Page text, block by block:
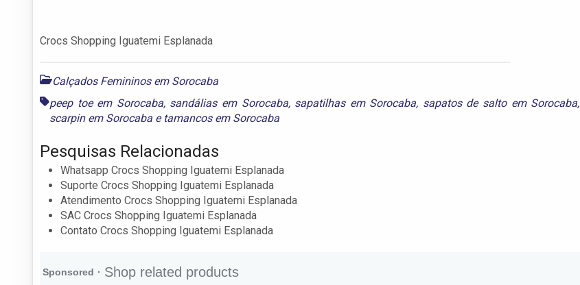
Crocs Shopping Iguatemi Esplanada
Calçados Femininos em Sorocaba
peep toe em Sorocaba, sandálias em Sorocaba, sapatilhas em Sorocaba, sapatos de salto em Sorocaba,
scarpin em Sorocaba e tamancos em Sorocaba
Pesquisas Relacionadas
Whatsapp Crocs Shopping Iguatemi Esplanada
Suporte Crocs Shopping Iguatemi Esplanada
Atendimento Crocs Shopping Iguatemi Esplanada
SAC Crocs Shopping Iguatemi Esplanada
Contato Crocs Shopping Iguatemi Esplanada